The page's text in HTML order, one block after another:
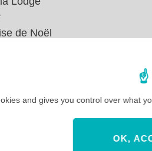
de Noël
Paris et Arribas France
seront désormais publiés
vidéos sur
and gives you control over what
OK,